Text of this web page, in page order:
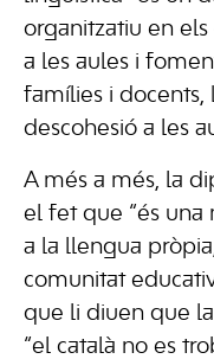
organitzatiu en
a les aules i
famílies i docents,
descohesió a les
A més a més, la
el fet que “és una
a la llengua
comunitat
que li diuen que
“el català no es